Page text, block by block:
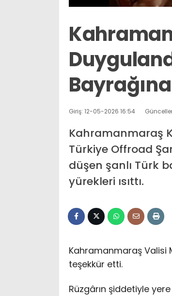
Giriş: 12-05-2026 16:54
Kahramanmaraş
Türkiye Offroad
düşen şanlı Türk
yürekleri ısıttı.
Kahramanmaraş Valisi
teşekkür etti.
Rüzgârın şiddetiyle